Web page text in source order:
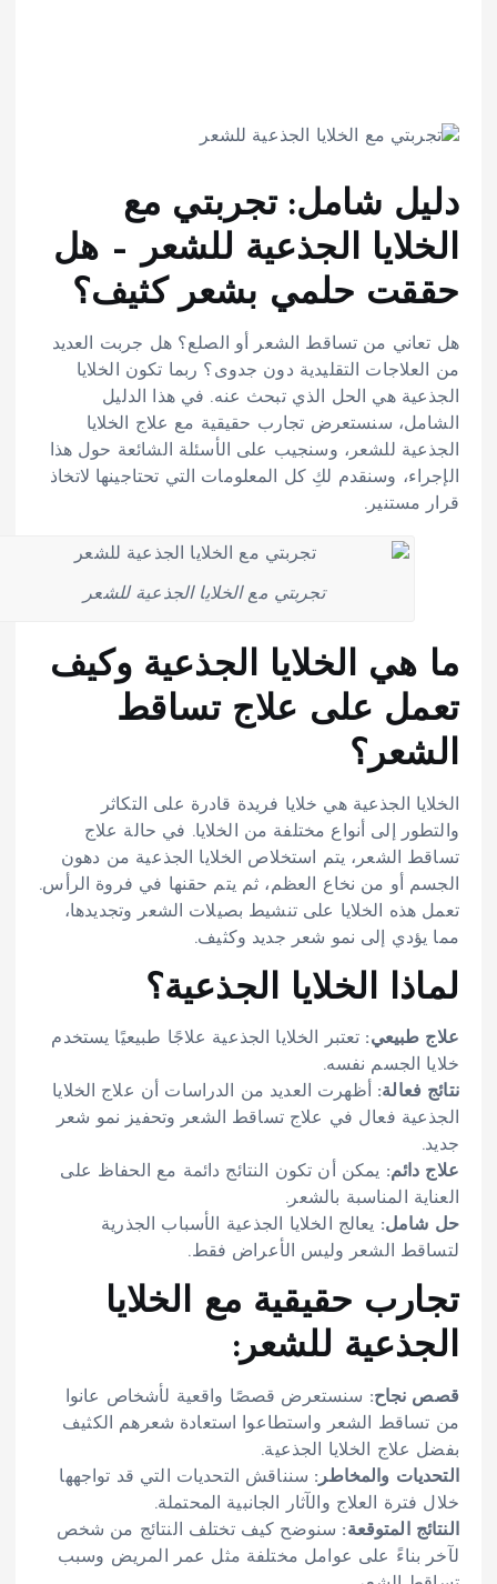
دليل شامل: تجربتي مع
الخلايا الجذعية للشعر – هل
حققت حلمي بشعر كثيف؟
هل تعاني من تساقط الشعر أو الصلع؟ هل جربت العديد
من العلاجات التقليدية دون جدوى؟ ربما تكون الخلايا
الجذعية هي الحل الذي تبحث عنه. في هذا الدليل
الشامل، سنستعرض تجارب حقيقية مع علاج الخلايا
الجذعية للشعر، وسنجيب على الأسئلة الشائعة حول هذا
الإجراء، وسنقدم لكِ كل المعلومات التي تحتاجينها لاتخاذ
قرار مستنير.
تجربتي مع الخلايا الجذعية للشعر
ما هي الخلايا الجذعية وكيف
تعمل على علاج تساقط
الشعر؟
الخلايا الجذعية هي خلايا فريدة قادرة على التكاثر
والتطور إلى أنواع مختلفة من الخلايا. في حالة علاج
تساقط الشعر، يتم استخلاص الخلايا الجذعية من دهون
الجسم أو من نخاع العظم، ثم يتم حقنها في فروة الرأس.
تعمل هذه الخلايا على تنشيط بصيلات الشعر وتجديدها،
مما يؤدي إلى نمو شعر جديد وكثيف.
لماذا الخلايا الجذعية؟
علاج طبيعي:تعتبر الخلايا الجذعية علاجًا طبيعيًا يستخدم
خلايا الجسم نفسه.
نتائج فعالة:أظهرت العديد من الدراسات أن علاج الخلايا
الجذعية فعال في علاج تساقط الشعر وتحفيز نمو شعر
جديد.
علاج دائم:يمكن أن تكون النتائج دائمة مع الحفاظ على
العناية المناسبة بالشعر.
حل شامل:يعالج الخلايا الجذعية الأسباب الجذرية
لتساقط الشعر وليس الأعراض فقط.
تجارب حقيقية مع الخلايا
الجذعية للشعر:
قصص نجاح:سنستعرض قصصًا واقعية لأشخاص عانوا
من تساقط الشعر واستطاعوا استعادة شعرهم الكثيف
بفضل علاج الخلايا الجذعية.
التحديات والمخاطر: سنناقش التحديات التي قد تواجهها
خلال فترة العلاج والآثار الجانبية المحتملة.
النتائج المتوقعة:سنوضح كيف تختلف النتائج من شخص
لآخر بناءً على عوامل مختلفة مثل عمر المريض وسبب